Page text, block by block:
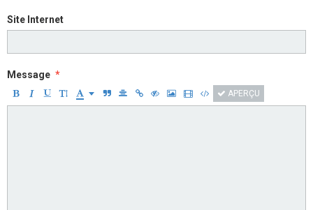
Site Internet
Message
APERÇU